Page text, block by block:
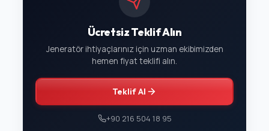
Ücretsiz Teklif Alın
Jeneratör ihtiyaçlarınız için uzman ekibimizden
hemen fiyat teklifi alın.
Teklif Al
+90 216 504 18 95